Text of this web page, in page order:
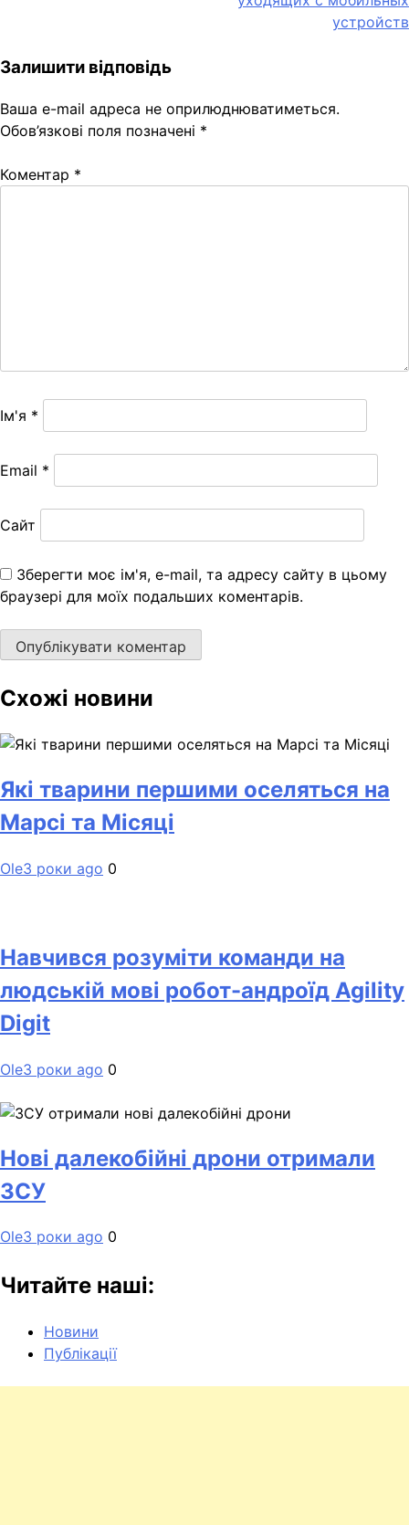
устройств
Залишити відповідь
Ваша e-mail адреса не оприлюднюватиметься.
Обов’язкові поля позначені *
Коментар *
Ім'я *
Email *
Сайт
Зберегти моє ім'я, e-mail, та адресу сайту в цьому
браузері для моїх подальших коментарів.
Схожі новини
Які тварини першими оселяться на
Марсі та Місяці
Ole3 роки ago 0
Навчився розуміти команди на
людській мові робот-андроїд Agility
Digit
Ole3 роки ago 0
Нові далекобійні дрони отримали
ЗСУ
Ole3 роки ago 0
Читайте наші:
Новини
Публікації